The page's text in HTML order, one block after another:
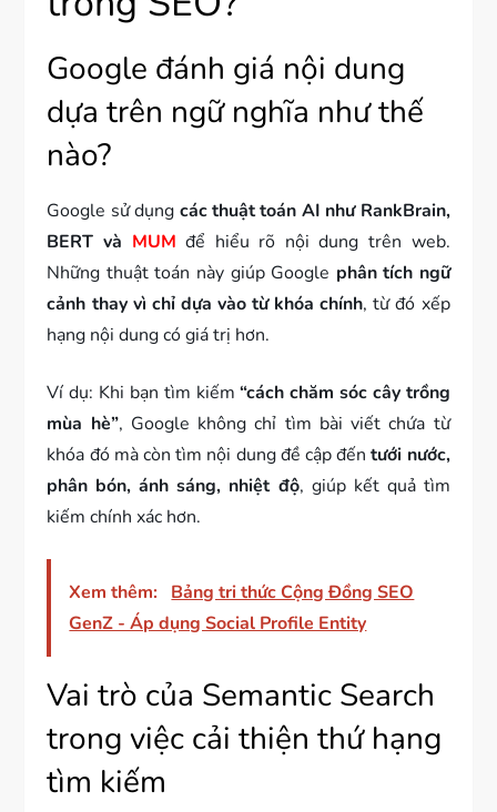
Google đánh giá nội dung
dựa trên ngữ nghĩa như thế
nào?
Google sử dụng các thuật toán AI như RankBrain,
BERT và MUM để hiểu rõ nội dung trên web.
Những thuật toán này giúp Google phân tích ngữ
cảnh thay vì chỉ dựa vào từ khóa chính, từ đó xếp
hạng nội dung có giá trị hơn.
Ví dụ: Khi bạn tìm kiếm“cách chăm sóc cây trồng
mùa hè”, Google không chỉ tìm bài viết chứa từ
khóa đó mà còn tìm nội dung đề cập đếntưới nước,
phân bón, ánh sáng, nhiệt độ, giúp kết quả tìm
kiếm chính xác hơn.
Xem thêm: Bảng tri thức Cộng Đồng SEO
GenZ - Áp dụng Social Profile Entity
Vai trò của Semantic Search
trong việc cải thiện thứ hạng
tìm kiếm